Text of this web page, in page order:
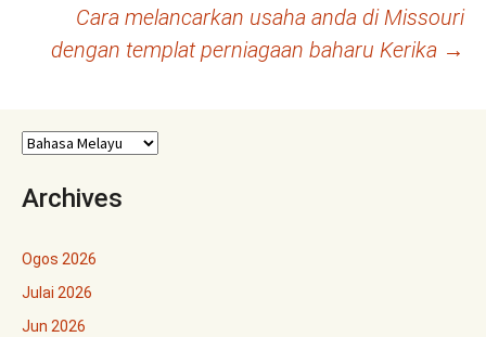
Cara melancarkan usaha anda di Missouri
dengan templat perniagaan baharu Kerika →
Archives
Ogos 2026
Julai 2026
Jun 2026